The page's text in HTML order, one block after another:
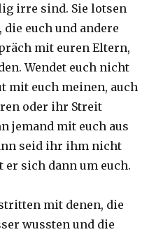
irre sind. Sie lotsen
euch und andere
mit euren Eltern,
Wendet euch nicht
mit euch meinen, auch
oder ihr Streit
jemand mit euch aus
seid ihr ihm nicht
er sich dann um euch.
mit denen, die
wussten und die